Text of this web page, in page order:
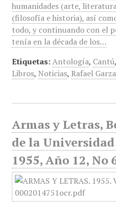
humanidades (arte,
(filosofía e historia), así
todo, y continuando con el
tenía en la década de los…
Etiquetas: Antología, Cantú,
Libros, Noticias, Rafael Garza
Armas y Letras,
de la
1955, Año 12, No